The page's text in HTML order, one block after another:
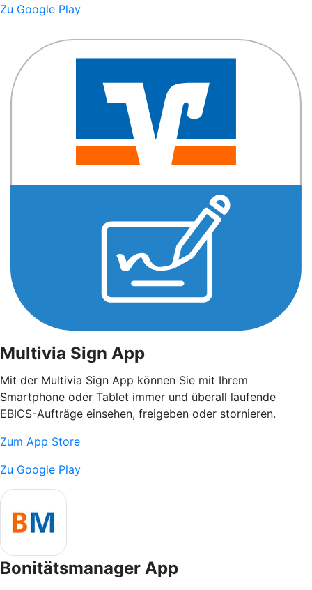
Zu Google Play
Multivia Sign App
Mit der Multivia Sign App können Sie mit Ihrem
Smartphone oder Tablet immer und überall laufende
EBICS-Aufträge einsehen, freigeben oder stornieren.
Zum App Store
Zu Google Play
Bonitätsmanager App